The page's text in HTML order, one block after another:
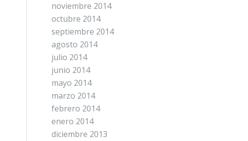
noviembre 2014
octubre 2014
septiembre 2014
agosto 2014
julio 2014
junio 2014
mayo 2014
marzo 2014
febrero 2014
enero 2014
diciembre 2013